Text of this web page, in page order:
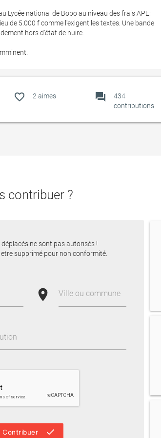
Lycée national de Bobo au niveau des frais APE:
de 5.000 f comme l'exigent les textes. Une bande
hors d'état de nuire.
favorite_outline 2 aimes forum
434
contributions
contribuer ?
ne sont pas autorisés !
supprimé pour non conformité.
place Ville ou commune
done
Contribuer